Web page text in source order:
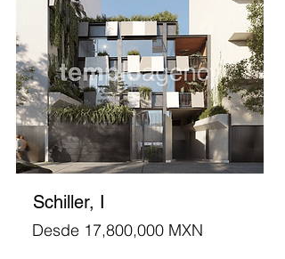
Schiller, I
Desde 17,800,000 MXN